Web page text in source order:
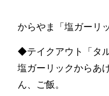
からやま「塩ガーリ
◆テイクアウト「タ
塩ガーリックからあ
ん、ご飯。